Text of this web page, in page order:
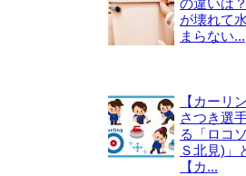
の違いは
が壊れて
まらない...
【カーリ
さつき選
る「ロコ
Ｓ北見)」
【カ...